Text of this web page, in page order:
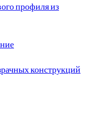
профиля из
конструкций